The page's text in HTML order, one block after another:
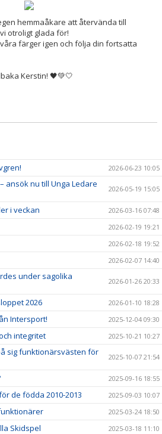
hemmaåkare att återvända till
otroligt glada för!
färger igen och följa din fortsatta
Kerstin! 🖤💚🤍
2026-06-23 10:05
ansök nu till Unga Ledare
2026-05-19 15:05
i veckan 2026-03-16 07:48
2026-02-19 19:21
2026-02-18 19:52
2026-02-07 14:40
under sagolika
2026-01-26 20:33
2026 2026-01-10 18:28
Intersport! 2025-12-04 09:30
integritet 2025-10-21 10:27
sig funktionärsvästen för
2025-10-07 21:54
2025-09-16 18:55
de födda 2010-2013 2025-09-03 10:07
2025-03-24 18:50
Skidspel 2025-03-18 11:10